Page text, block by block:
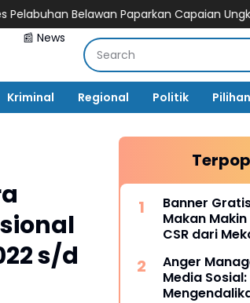
Paparkan Capaian Ungkap Kasus,
📰 News
Kriminal Regional Politik
s/d
Banner
Makan
CSR dari
Universitas
Anger
Media